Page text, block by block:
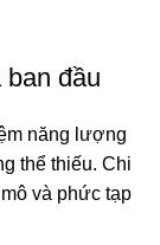
đầu
năng lượng
thể thiếu. Chi
và phức tạp